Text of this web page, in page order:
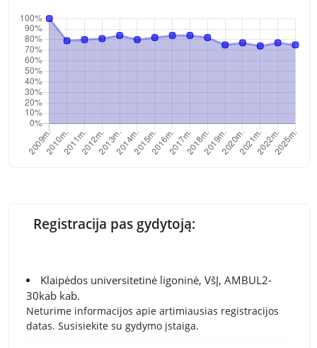
Registracija pas gydytoją:
Klaipėdos universitetinė ligoninė, VšĮ, AMBUL2-
30kab kab.
Neturime informacijos apie artimiausias registracijos
datas. Susisiekite su gydymo įstaiga.